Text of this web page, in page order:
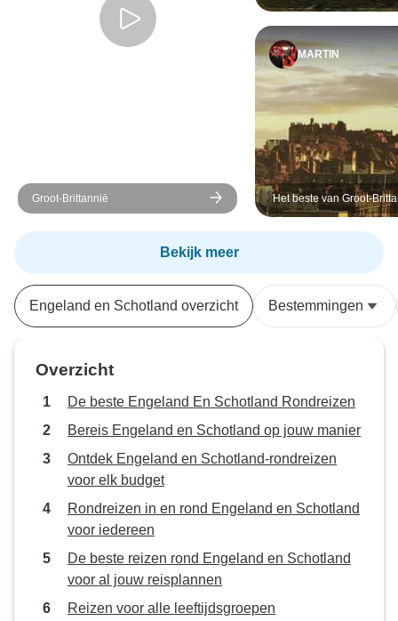
Groot-Brittannië
Highlands 5-daagse
MARTIN
Het beste van Groot-
overnachtingen in
Bekijk meer
Engeland en Schotland overzicht Bestemmingen
Overzicht
De beste Engeland En Schotland Rondreizen
Bereis Engeland en Schotland op jouw manier
Ontdek Engeland en Schotland-rondreizen
voor elk budget
Rondreizen in en rond Engeland en Schotland
voor iedereen
De beste reizen rond Engeland en Schotland
voor al jouw reisplannen
Reizen voor alle leeftijdsgroepen